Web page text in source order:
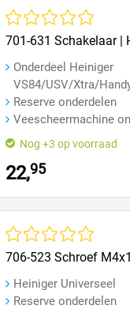
Gemiddelde waardering
701-631 Schakelaar |
Onderdeel Heiniger
VS84/USV/Xtra/
Reserve onderdelen
Veescheermachine
Nog +3 op voorraad
22,95
706-523 Schroef
Heiniger Universeel
Reserve onderdelen